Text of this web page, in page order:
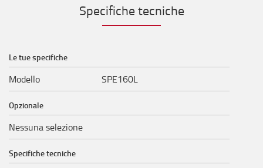
Specifiche tecniche
Le tue specifiche
Modello SPE160L
Opzionale
Nessuna selezione
Specifiche tecniche